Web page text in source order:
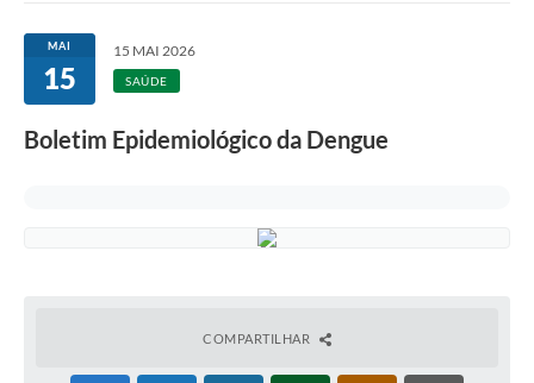
MAI
15
15 MAI 2026
SAÚDE
Boletim Epidemiológico da Dengue
COMPARTILHAR